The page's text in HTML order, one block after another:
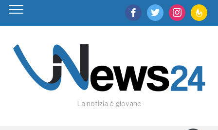
facebooktwitter instagram
La notizia è giovane